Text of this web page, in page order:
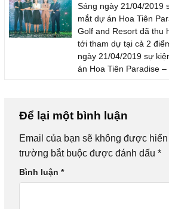
Sáng ngày 21/04/2019
mắt dự án Hoa Tiên
Golf and Resort đã thu
tới tham dự tại cả 2
ngày 21/04/2019 sự
án Hoa Tiên Paradise –
Để lại một bình luận
Email của bạn sẽ không được
trường bắt buộc được đánh dấu *
Bình luận *